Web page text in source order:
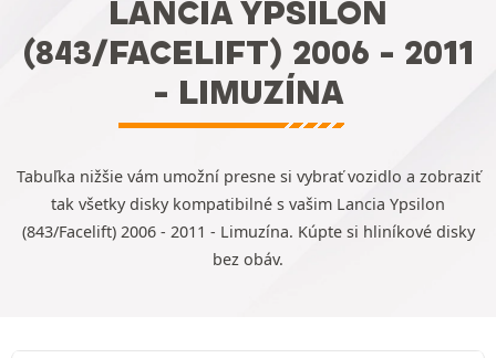
LANCIA YPSILON
(843/FACELIFT) 2006 - 2011
- LIMUZÍNA
Tabuľka nižšie vám umožní presne si vybrať vozidlo a zobraziť
tak všetky disky kompatibilné s vašim Lancia Ypsilon
(843/Facelift) 2006 - 2011 - Limuzína. Kúpte si hliníkové disky
bez obáv.